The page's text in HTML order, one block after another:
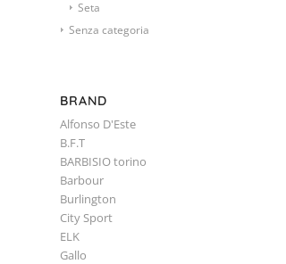
Seta
Senza categoria
BRAND
Alfonso D'Este
B.F.T
BARBISIO torino
Barbour
Burlington
City Sport
ELK
Gallo